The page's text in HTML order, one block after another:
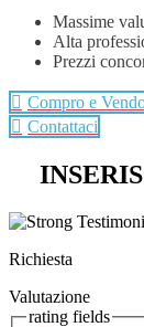
Massime
Alta
Prezzi
Compro e
Contattaci
Richiesta
Valutazione
rating fields